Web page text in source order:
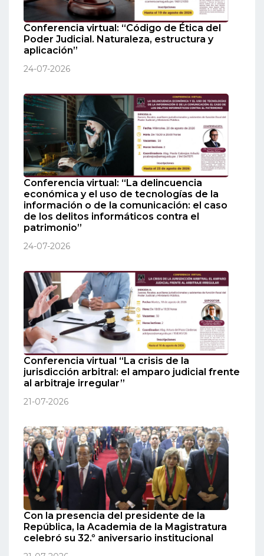
Conferencia virtual: “Código de Ética del
Poder Judicial. Naturaleza, estructura y
aplicación”
24-07-2026
Conferencia virtual: “La delincuencia
económica y el uso de tecnologías de la
información o de la comunicación: el caso
de los delitos informáticos contra el
patrimonio”
24-07-2026
Conferencia virtual “La crisis de la
jurisdicción arbitral: el amparo judicial frente
al arbitraje irregular”
21-07-2026
Con la presencia del presidente de la
República, la Academia de la Magistratura
celebró su 32.º aniversario institucional